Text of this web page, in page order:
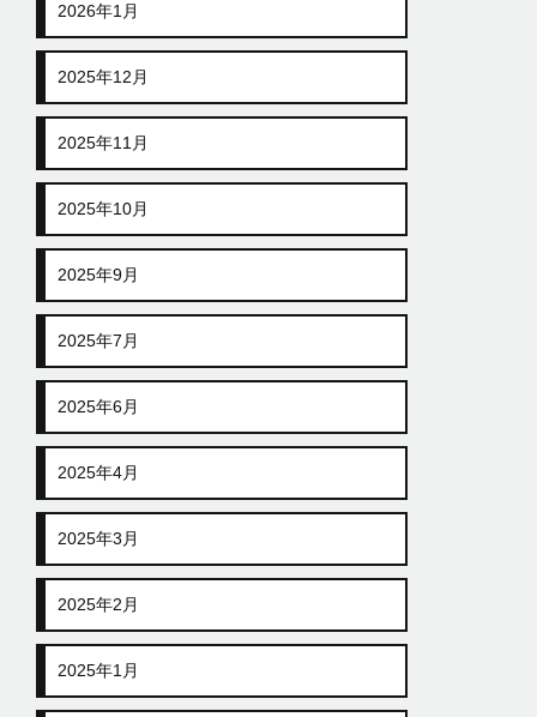
2026年1月
2025年12月
2025年11月
2025年10月
2025年9月
2025年7月
2025年6月
2025年4月
2025年3月
2025年2月
2025年1月